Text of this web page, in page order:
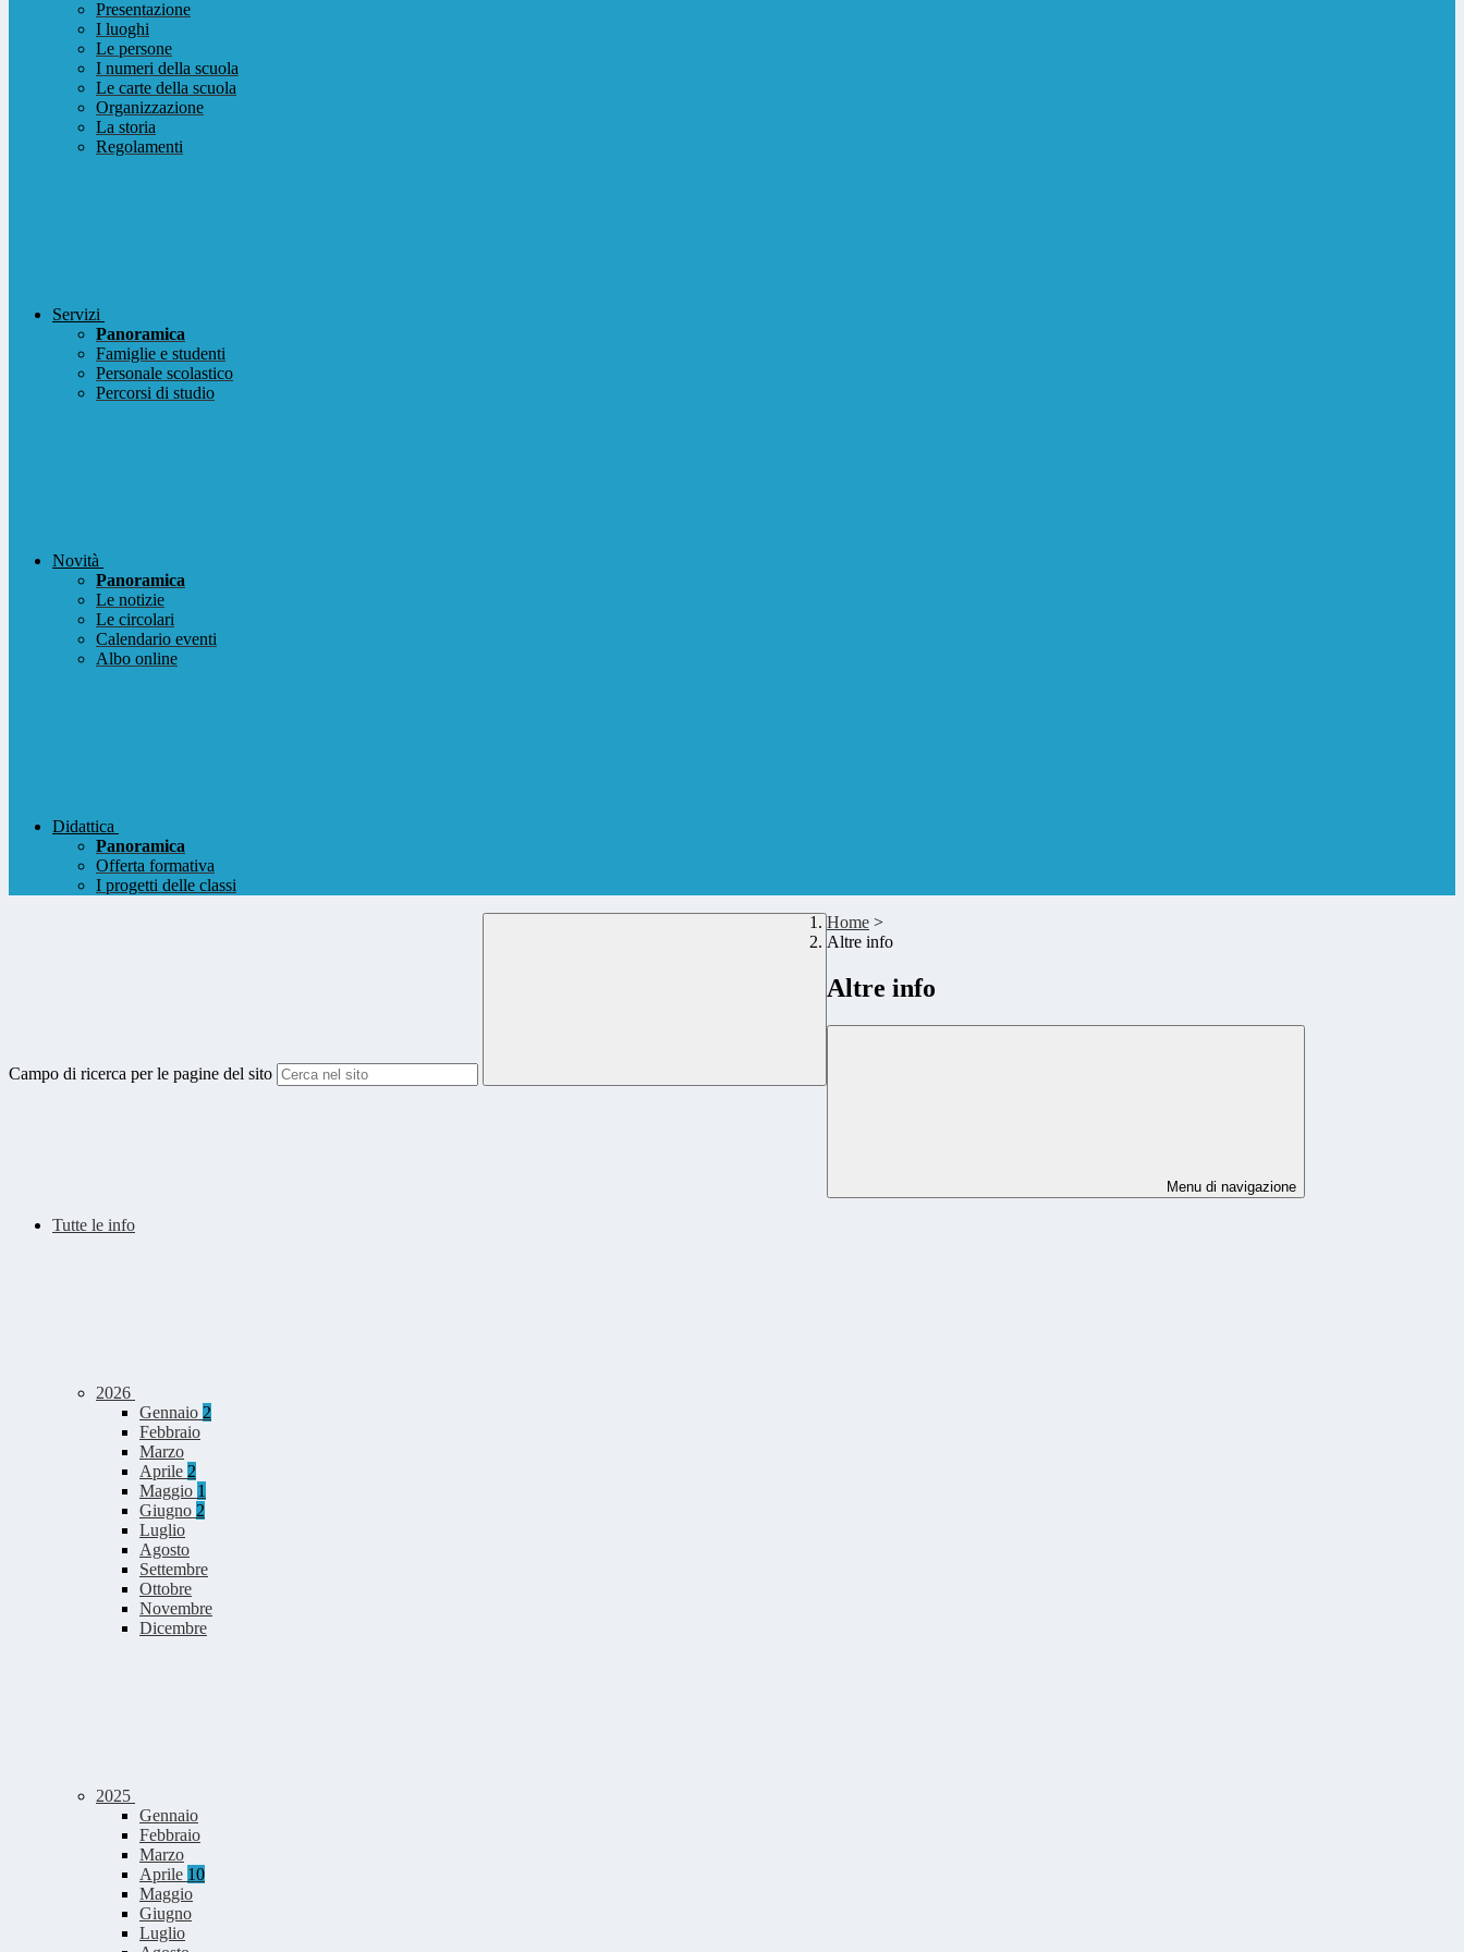
Presentazione
I luoghi
Le persone
I numeri della scuola
Le carte della scuola
Organizzazione
La storia
Regolamenti
Servizi
Panoramica
Famiglie e studenti
Personale scolastico
Percorsi di studio
Novità
Panoramica
Le notizie
Le circolari
Calendario eventi
Albo online
Didattica
Panoramica
Offerta formativa
I progetti delle classi
Campo di ricerca per le pagine del sito
Home >
Altre info
Altre info
Menu di navigazione
Tutte le info
2026
Gennaio 2
Febbraio
Marzo
Aprile 2
Maggio 1
Giugno 2
Luglio
Agosto
Settembre
Ottobre
Novembre
Dicembre
2025
Gennaio
Febbraio
Marzo
Aprile 10
Maggio
Giugno
Luglio